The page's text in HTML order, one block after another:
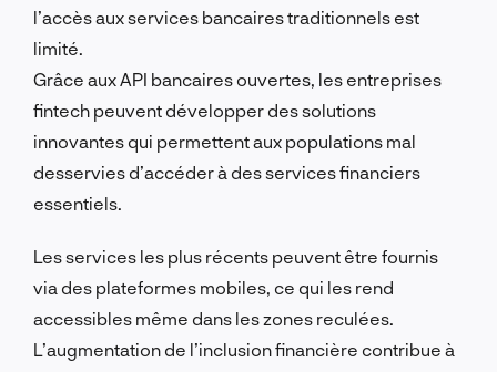
l’accès aux services bancaires traditionnels est
limité.
Grâce aux API bancaires ouvertes, les entreprises
fintech peuvent développer des solutions
innovantes qui permettent aux populations mal
desservies d’accéder à des services financiers
essentiels.
Les services les plus récents peuvent être fournis
via des plateformes mobiles, ce qui les rend
accessibles même dans les zones reculées.
L’augmentation de l’inclusion financière contribue à